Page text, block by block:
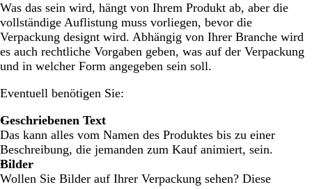
Was das sein wird, hängt von Ihrem Produkt ab, aber die
vollständige Auflistung muss vorliegen, bevor die
Verpackung designt wird. Abhängig von Ihrer Branche wird
es auch rechtliche Vorgaben geben, was auf der Verpackung
und in welcher Form angegeben sein soll.
Eventuell benötigen Sie:
Geschriebenen Text
Das kann alles vom Namen des Produktes bis zu einer
Beschreibung, die jemanden zum Kauf animiert, sein.
Bilder
Wollen Sie Bilder auf Ihrer Verpackung sehen? Diese